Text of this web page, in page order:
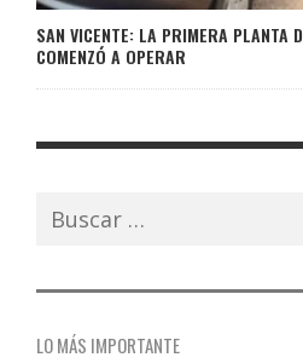
SAN VICENTE: LA PRIMERA PLANTA
COMENZÓ A OPERAR
Buscar:
LO MÁS IMPORTANTE